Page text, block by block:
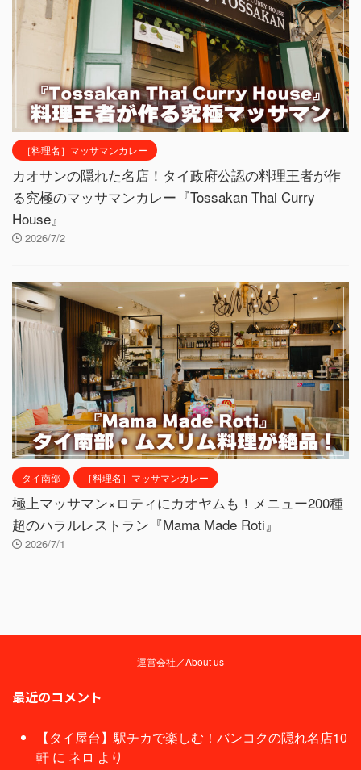
［料理名］マッサマンカレー
カオサンの隠れた名店！タイ政府公認の料理王者が作
る究極のマッサマンカレー『Tossakan Thai Curry
House』
2026/7/2
タイ南部 ［料理名］マッサマンカレー
極上マッサマン×ロティにカオヤムも！メニュー200種
超のハラルレストラン『Mama Made Roti』
2026/7/1
運営会社／About us
最近のコメント
【タイ屋台】駅チカで楽しむ！バンコクの隠れ名店10
軒 に ネロ より